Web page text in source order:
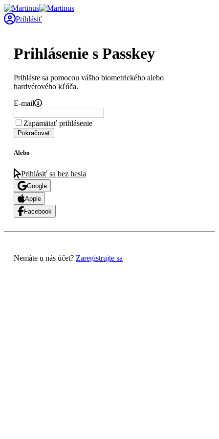
Prihlásiť
Prihlásenie s Passkey
Prihláste sa pomocou vášho biometrického alebo
hardvérového kľúča.
E-mail
Zapamätať prihlásenie
Pokračovať
Alebo
Prihlásiť sa bez hesla
Google
Apple
Facebook
Nemáte u nás účet? Zaregistrujte sa